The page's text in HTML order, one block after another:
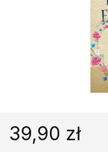
Książki obcojęzyczne
Poradniki, leksykony...
Promocja
39,90 zł